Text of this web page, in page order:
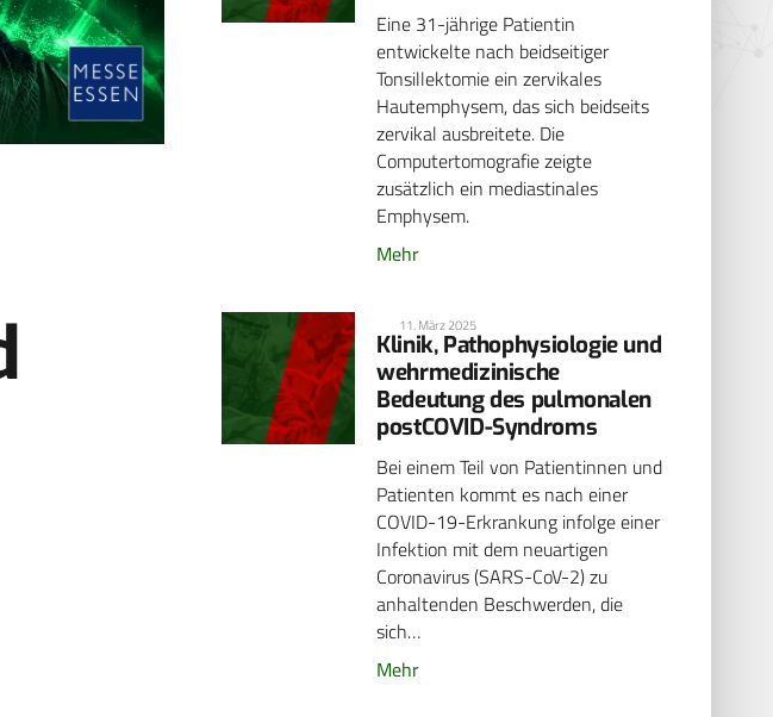
Eine 31-jährige Patientin
entwickelte nach beidseitiger
Tonsillektomie ein zervikales
Hautemphysem, das sich beidseits
zervikal ausbreitete. Die
Computertomografie zeigte
zusätzlich ein mediastinales
Emphysem.
Mehr
11. März 2025
Klinik, Pathophysiologie und
wehrmedizinische
Bedeutung des pulmonalen
postCOVID-Syndroms
Bei einem Teil von Patientinnen und
Patienten kommt es nach einer
COVID-19-Erkrankung infolge einer
Infektion mit dem neuartigen
Coronavirus (SARS-CoV-2) zu
anhaltenden Beschwerden, die
sich…
Mehr